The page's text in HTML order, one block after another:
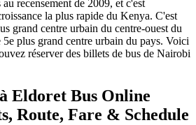
recensement de 2009, et c'est
la plus rapide du Kenya. C'est
grand centre urbain du centre-ouest du
plus grand centre urbain du pays. Voici
réserver des billets de bus de Nairobi
Eldoret Bus Online
Route, Fare & Schedule